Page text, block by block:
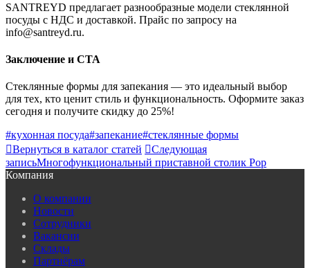
SANTREYD предлагает разнообразные модели стеклянной
посуды с НДС и доставкой. Прайс по запросу на
info@santreyd.ru.
Заключение и CTA
Стеклянные формы для запекания — это идеальный выбор
для тех, кто ценит стиль и функциональность. Оформите заказ
сегодня и получите скидку до 25%!
#кухонная посуда#запекание#стеклянные формы
Вернуться в каталог статей Следующая
записьМногофункциональный приставной столик Pop
Компания
О компании
Новости
Сотрудники
Вакансии
Склады
Партнёрам